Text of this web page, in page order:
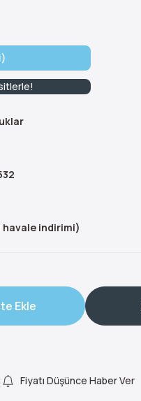
havale indirimi)
Ekle
Fiyatı Düşünce Haber Ver